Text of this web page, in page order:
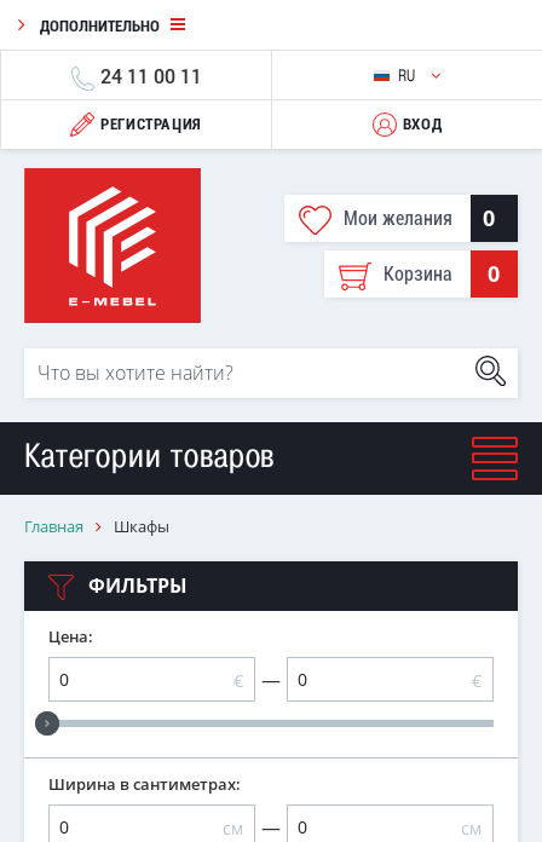
ДОПОЛНИТЕЛЬНО
24 11 00 11 RU
РЕГИСТРАЦИЯ ВХОД
Мои желания 0
Корзина 0
Категории товаров
Главная Шкафы
ФИЛЬТРЫ
Цена:
€ — €
Ширина в сантиметрах:
см — см